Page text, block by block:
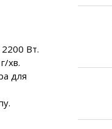
Вт.
хв.
для